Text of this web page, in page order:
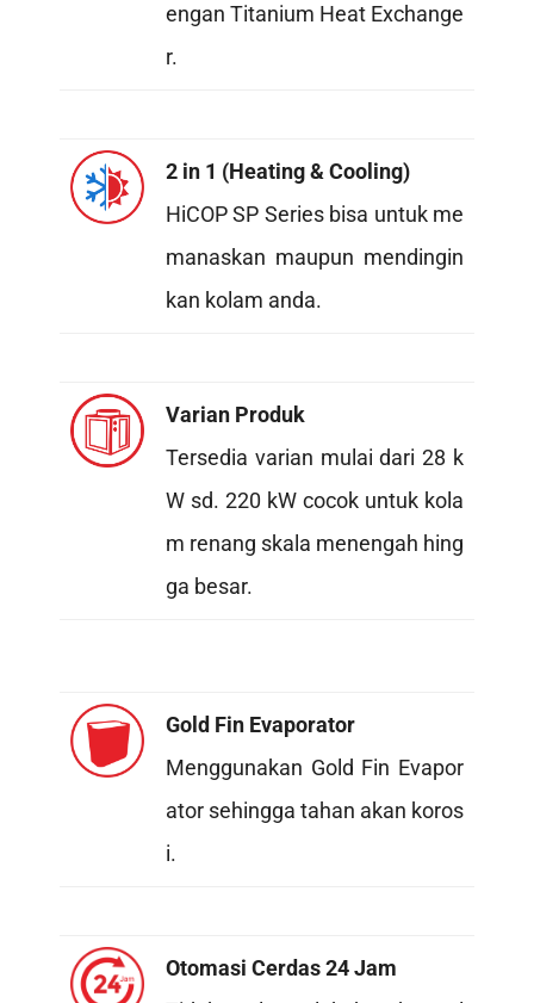
engan Titanium Heat Exchange
r.
2 in 1 (Heating & Cooling)
HiCOP SP Series bisa untuk me
manaskan maupun mendingin
kan kolam anda.
Varian Produk
Tersedia varian mulai dari 28 k
W sd. 220 kW cocok untuk kola
m renang skala menengah hing
ga besar.
Gold Fin Evaporator
Menggunakan Gold Fin Evapor
ator sehingga tahan akan koros
i.
Otomasi Cerdas 24 Jam